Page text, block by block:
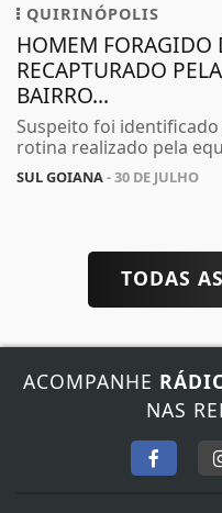
QUIRINÓPOLIS
HOMEM FORAGIDO
RECAPTURADO
BAIRRO...
Suspeito foi
rotina realizado pela
SUL GOIANA- 30 DE JULHO
TODAS
ACOMPANHE
NAS